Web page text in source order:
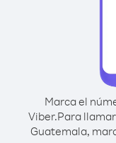
Marca el
Viber.Para
Guatemala,